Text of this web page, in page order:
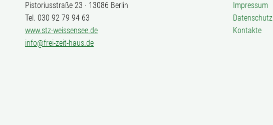
Pistoriusstraße 23 · 13086 Berlin
Tel. 030 92 79 94 63
www.stz-weissensee.de
info@frei-zeit-haus.de
Impressum
Datenschutz
Kontakte